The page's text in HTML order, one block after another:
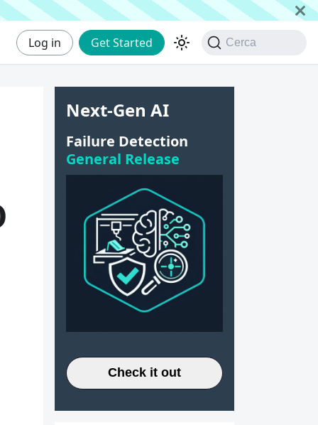
Log in Get Started Cerca
Next-Gen AI
Failure Detection
General Release
Check it out